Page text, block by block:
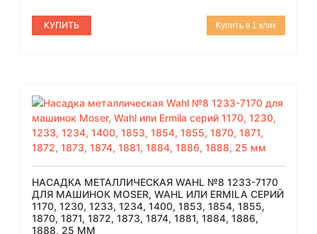
КУПИТЬ Купить в 1 клик
НАСАДКА МЕТАЛЛИЧЕСКАЯ WAHL №8 1233-7170
ДЛЯ МАШИНОК MOSER, WAHL ИЛИ ERMILA СЕРИЙ
1170, 1230, 1233, 1234, 1400, 1853, 1854, 1855,
1870, 1871, 1872, 1873, 1874, 1881, 1884, 1886,
1888, 25 ММ